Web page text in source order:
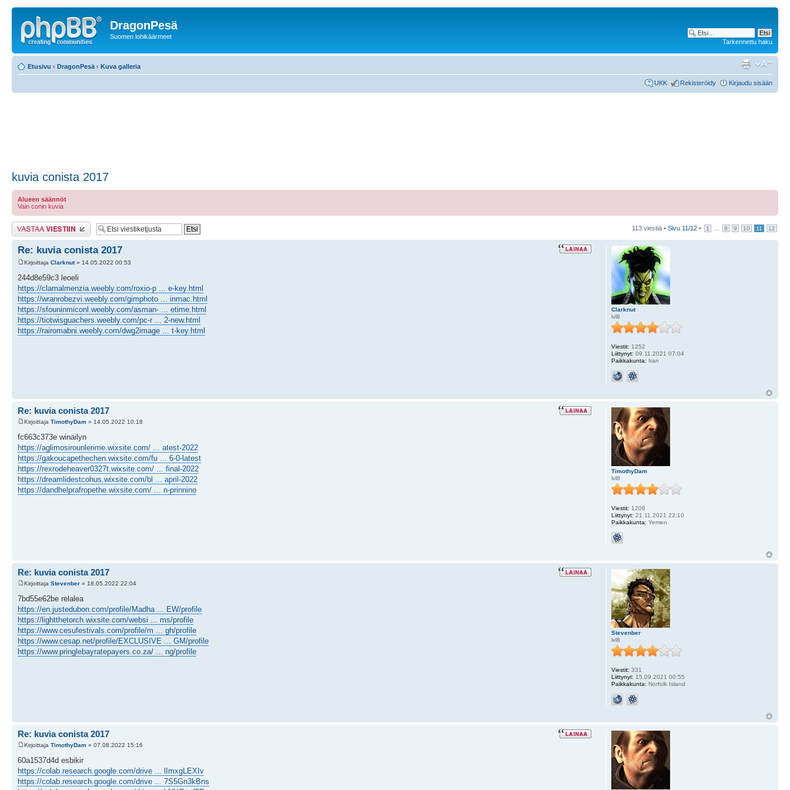
DragonPesä
Suomen lohikäärmeet
Tarkennettu haku
Etusivu ‹ DragonPesä ‹ Kuva galleria
UKK Rekisteröidy Kirjaudu sisään
kuvia conista 2017
Alueen säännöt
Vain conin kuvia
Lähetä vastaus 113 viestiä • Sivu 11/12 • 1 8 9 10 11 12
Re: kuvia conista 2017
Kirjoittaja Clarknut» 14.05.2022 00:53
244d8e59c3 leoeli
https://clamalmenzia.weebly.com/roxio-p ... e-key.html
https://wranrobezvi.weebly.com/gimphoto ... inmac.html
https://sfouninmiconl.weebly.com/asman- ... etime.html
https://tiotwisguachers.weebly.com/pc-r ... 2-new.html
https://rairomabni.weebly.com/dwg2image ... t-key.html
Clarknut
lvl8
Viestit: 1252
Liittynyt: 09.11.2021 07:04
Paikkakunta: Iran
Re: kuvia conista 2017
Kirjoittaja TimothyDam » 14.05.2022 10:18
fc663c373e winailyn
https://aglimosirounlerime.wixsite.com/ ... atest-2022
https://gakoucapethechen.wixsite.com/fu ... 6-0-latest
https://rexrodeheaver0327t.wixsite.com/ ... final-2022
https://dreamlidestcohus.wixsite.com/bl ... april-2022
https://dandhelprafropethe.wixsite.com/ ... n-prinnino
TimothyDam
lvl8
Viestit: 1206
Liittynyt: 21.11.2021 22:10
Paikkakunta: Yemen
Re: kuvia conista 2017
Kirjoittaja Stevenber » 18.05.2022 22:04
7bd55e62be relalea
https://en.justedubon.com/profile/Madha ... EW/profile
https://lightthetorch.wixsite.com/websi ... ms/profile
https://www.cesufestivals.com/profile/m ... gh/profile
https://www.cesap.net/profile/EXCLUSIVE ... GM/profile
https://www.pringlebayratepayers.co.za/ ... ng/profile
Stevenber
lvl8
Viestit: 331
Liittynyt: 15.09.2021 00:55
Paikkakunta: Norfolk Island
Re: kuvia conista 2017
Kirjoittaja TimothyDam » 07.08.2022 15:16
60a1537d4d esbikir
https://colab.research.google.com/drive ... lImxgLEXIv
https://colab.research.google.com/drive ... 7S5Gn3kBns